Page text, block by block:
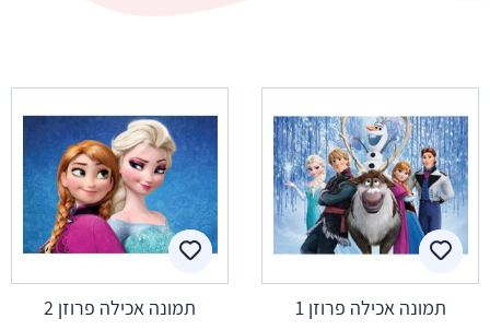
תמונה אכילה פרוזן 1 תמונה אכילה פרוזן 2